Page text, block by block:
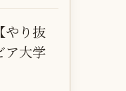
やり抜
ア大学